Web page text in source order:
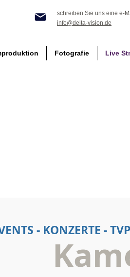
schreiben Sie uns eine e-
info@delta-vision.de
Fotografie Live
- KONZERTE -